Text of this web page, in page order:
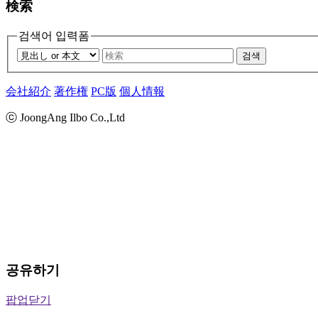
検索
검색어 입력폼
검색
会社紹介 著作権 PC版 個人情報
ⓒ JoongAng Ilbo Co.,Ltd
공유하기
팝업닫기